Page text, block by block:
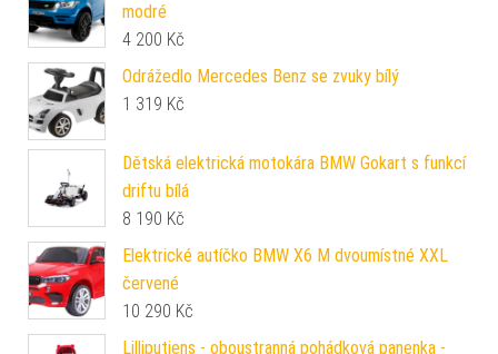
modré
4 200 Kč
Odrážedlo Mercedes Benz se zvuky bílý
1 319 Kč
Dětská elektrická motokára BMW Gokart s funkcí
driftu bílá
8 190 Kč
Elektrické autíčko BMW X6 M dvoumístné XXL
červené
10 290 Kč
Lilliputiens - oboustranná pohádková panenka -